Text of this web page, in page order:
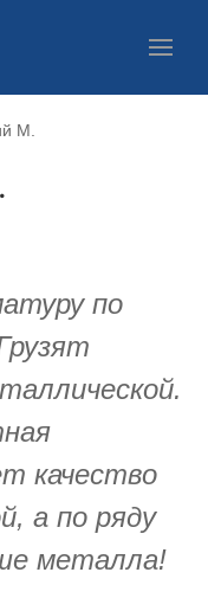
М.
по
качество
а по ряду
металла!